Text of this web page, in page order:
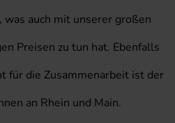
was auch mit unserer großen
Preisen zu tun hat. Ebenfalls
für die Zusammenarbeit ist der
an Rhein und Main.